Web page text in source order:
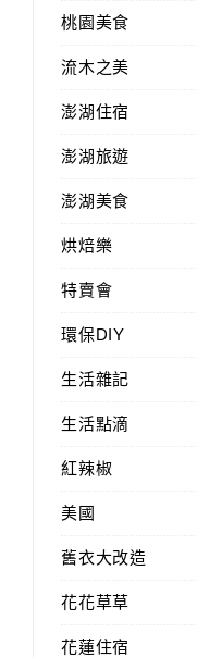
桃園美食
流木之美
澎湖住宿
澎湖旅遊
澎湖美食
烘焙樂
特賣會
環保DIY
生活雜記
生活點滴
紅辣椒
美國
舊衣大改造
花花草草
花蓮住宿